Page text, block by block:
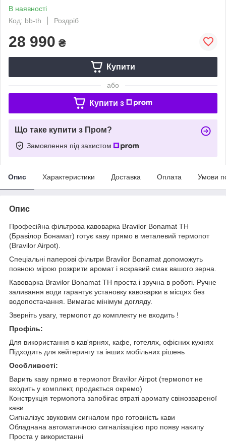
В наявності
Код: bb-th
Роздріб
28 990 ₴
Купити
або
Купити з
Що таке купити з Пром?
Замовлення під захистом
Опис Характеристики Доставка Оплата Умови
Опис
Професійна фільтрова кавоварка Bravilor Bonamat TH
(Бравілор Бонамат) готує каву прямо в металевий термопот
(Bravilor Airpot).
Спеціальні паперові фільтри Bravilor Bonamat допоможуть
повною мірою розкрити аромат і яскравий смак вашого зерна.
Кавоварка Bravilor Bonamat TH проста і зручна в роботі. Ручне
заливання води гарантує установку кавоварки в місцях без
водопостачання. Вимагає мінімум догляду.
Зверніть увагу, термопот до комплекту не входить !
Профіль:
Для використання в кав'ярнях, кафе, готелях, офісних кухнях
Підходить для кейтерингу та інших мобільних рішень
Особливості:
Варить каву прямо в термопот Bravilor Airpot (термопот не
входить у комплект, продається окремо)
Конструкція термопота запобігає втраті аромату свіжозвареної
кави
Сигналізує звуковим сигналом про готовність кави
Обладнана автоматичною сигналізацією про появу накипу
Проста у використанні